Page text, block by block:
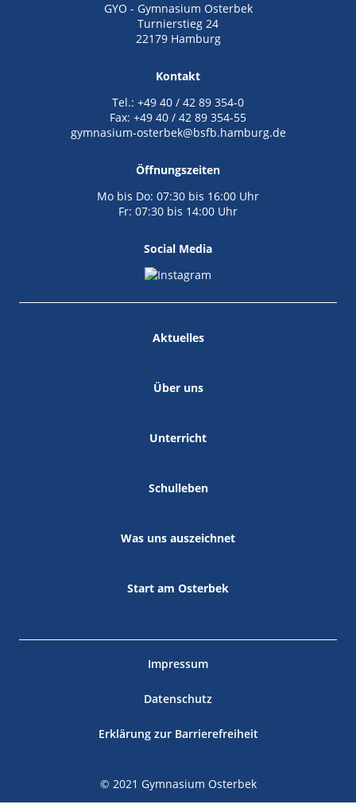
GYO - Gymnasium Osterbek
Turnierstieg 24
22179 Hamburg
Kontakt
Tel.: +49 40 / 42 89 354-0
Fax: +49 40 / 42 89 354-55
gymnasium-osterbek@bsfb.hamburg.de
Öffnungszeiten
Mo bis Do: 07:30 bis 16:00 Uhr
Fr: 07:30 bis 14:00 Uhr
Social Media
Aktuelles
Über uns
Unterricht
Schulleben
Was uns auszeichnet
Start am Osterbek
© 2021 Gymnasium Osterbek
Impressum
Datenschutz
Erklärung zur Barrierefreiheit